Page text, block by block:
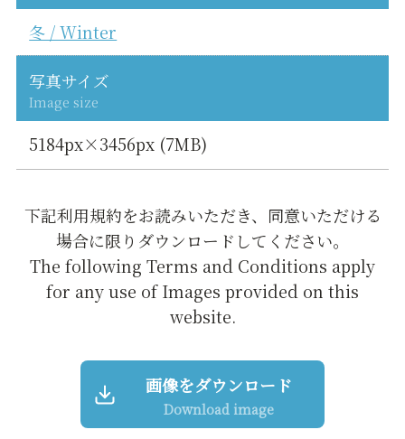
冬 / Winter
写真サイズ
Image size
5184px×3456px (7MB)
下記利用規約をお読みいただき、同意いただける
場合に限りダウンロードしてください。
The following Terms and Conditions apply
for any use of Images provided on this
website.
画像をダウンロード
Download image